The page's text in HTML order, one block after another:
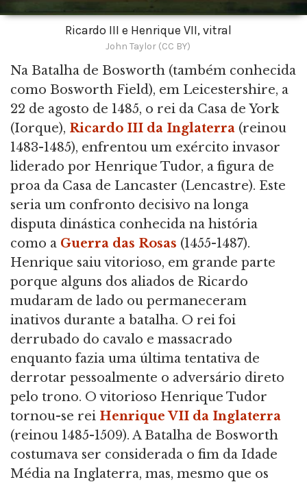
Ricardo III e Henrique VII, vitral
John Taylor (CC BY)
Na Batalha de Bosworth (também conhecida
como Bosworth Field), em Leicestershire, a
22 de agosto de 1485, o rei da Casa de York
(Iorque), Ricardo III da Inglaterra (reinou
1483-1485), enfrentou um exército invasor
liderado por Henrique Tudor, a figura de
proa da Casa de Lancaster (Lencastre). Este
seria um confronto decisivo na longa
disputa dinástica conhecida na história
como a Guerra das Rosas (1455-1487).
Henrique saiu vitorioso, em grande parte
porque alguns dos aliados de Ricardo
mudaram de lado ou permaneceram
inativos durante a batalha. O rei foi
derrubado do cavalo e massacrado
enquanto fazia uma última tentativa de
derrotar pessoalmente o adversário direto
pelo trono. O vitorioso Henrique Tudor
tornou-se rei Henrique VII da Inglaterra
(reinou 1485-1509). A Batalha de Bosworth
costumava ser considerada o fim da Idade
Média na Inglaterra, mas, mesmo que os